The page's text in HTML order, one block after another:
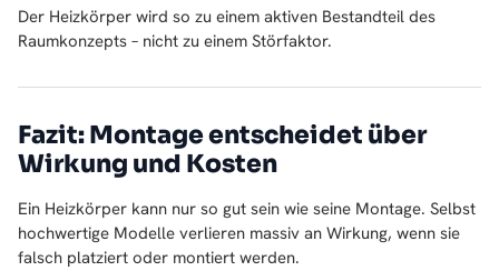
Der Heizkörper wird so zu einem aktiven Bestandteil des
Raumkonzepts – nicht zu einem Störfaktor.
Fazit: Montage entscheidet über
Wirkung und Kosten
Ein Heizkörper kann nur so gut sein wie seine Montage. Selbst
hochwertige Modelle verlieren massiv an Wirkung, wenn sie
falsch platziert oder montiert werden.